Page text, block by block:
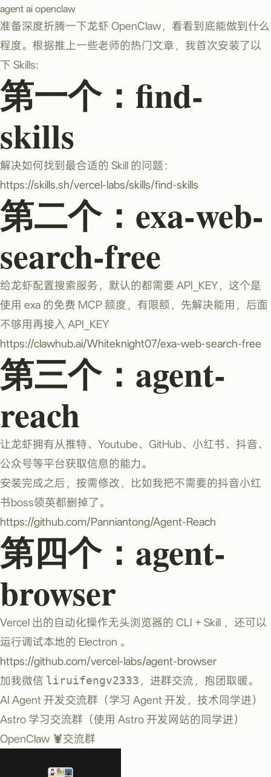
agent ai openclaw
准备深度折腾一下龙虾 OpenClaw，看看到底能做到什么
程度。根据推上一些老师的热门文章，我首次安装了以
下 Skills:
第一个：find-
skills
解决如何找到最合适的 Skill 的问题：
https://skills.sh/vercel-labs/skills/find-skills
第二个：exa-web-
search-free
给龙虾配置搜索服务，默认的都需要 API_KEY，这个是
使用 exa 的免费 MCP 额度，有限额，先解决能用，后面
不够用再接入 API_KEY
https://clawhub.ai/Whiteknight07/exa-web-search-free
第三个：agent-
reach
让龙虾拥有从推特、Youtube、GitHub、小红书、抖音、
公众号等平台获取信息的能力。
安装完成之后，按需修改，比如我把不需要的抖音小红
书boss领英都删掉了。
https://github.com/Panniantong/Agent-Reach
第四个：agent-
browser
Vercel 出的自动化操作无头浏览器的 CLI + Skill ，还可以
运行调试本地的 Electron 。
https://github.com/vercel-labs/agent-browser
加我微信 liruifengv2333 ，进群交流，抱团取暖。
AI Agent 开发交流群（学习 Agent 开发，技术同学进）
Astro 学习交流群（使用 Astro 开发网站的同学进）
OpenClaw 🦞交流群